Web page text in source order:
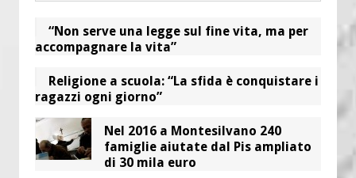
“Non serve una legge sul fine vita, ma per
accompagnare la vita”
Religione a scuola: “La sfida è conquistare i
ragazzi ogni giorno”
Nel 2016 a Montesilvano 240
famiglie aiutate dal Pis ampliato
di 30 mila euro